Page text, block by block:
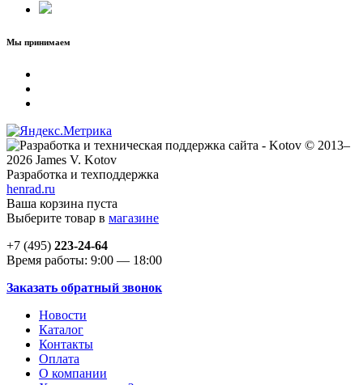
Мы принимаем
© 2013–
2026 James V. Kotov
Разработка и техподдержка
henrad.ru
Ваша корзина пуста
Выберите товар в магазине
+7 (495) 223-24-64
Время работы: 9:00 — 18:00
Заказать обратный звонок
Новости
Каталог
Контакты
Оплата
О компании